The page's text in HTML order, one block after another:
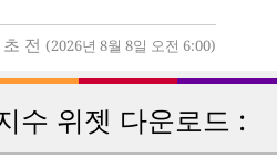
전 (2026년 8월 8일 오전 6:00)
수 위젯 다운로드 :